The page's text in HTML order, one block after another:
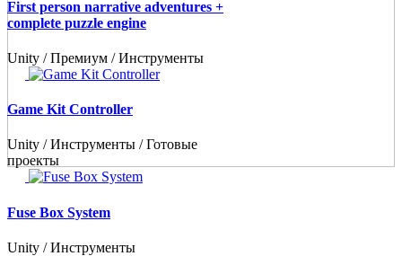
First person narrative adventures +
complete puzzle engine
Unity / Премиум / Инструменты
Game Kit Controller
Unity / Инструменты / Готовые
проекты
Fuse Box System
Unity / Инструменты